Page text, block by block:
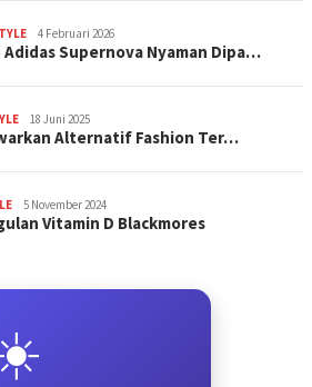
4 Februari 2026
Adidas Supernova Nyaman Dipa…
18 Juni 2025
Alternatif Fashion Ter…
5 November 2024
Vitamin D Blackmores